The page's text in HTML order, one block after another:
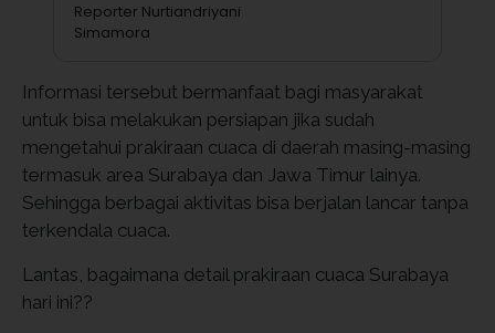
Reporter Nurtiandriyani
Simamora
Informasi tersebut bermanfaat bagi masyarakat
untuk bisa melakukan persiapan jika sudah
mengetahui prakiraan cuaca di daerah masing-masing
termasuk area Surabaya dan Jawa Timur lainya.
Sehingga berbagai aktivitas bisa berjalan lancar tanpa
terkendala cuaca.
Lantas, bagaimana detail prakiraan cuaca Surabaya
hari ini??